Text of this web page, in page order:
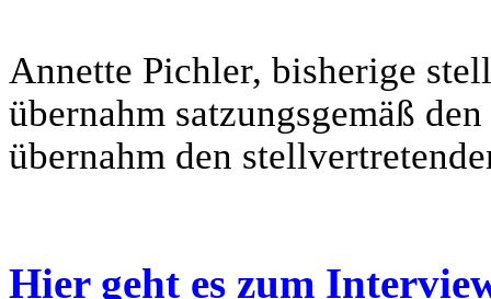
Annette Pichler, bisherige
übernahm satzungsgemäß
übernahm den
Hier geht es zum